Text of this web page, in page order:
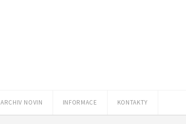
ARCHIV NOVIN INFORMACE KONTAKTY